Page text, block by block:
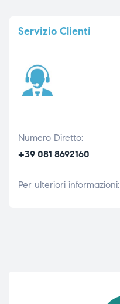
ServizioClienti
Numero Diretto:
+39 081 8692160
Per ulteriori informazioni: